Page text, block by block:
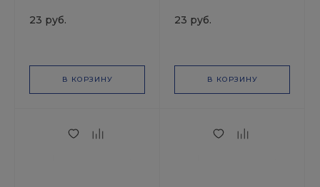
70х198 Р320
8отв.SUNMIGHT
23 руб.
В КОРЗИНУ
70х198 Р240
8отв.SUNMIGHT
23 руб.
В КОРЗИНУ